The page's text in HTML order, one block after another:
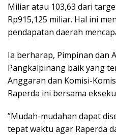
Miliar atau 103,63 dari
Rp915,125 miliar. Hal ini
pendapatan daerah
Ia berharap, Pimpinan dan
Pangkalpinang baik yang
Anggaran dan Komisi-
Raperda ini bersama
”Mudah-mudahan dapat
tepat waktu agar Raperda